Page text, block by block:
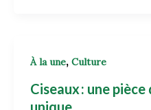
À la une, Culture
Ciseaux: une
unique